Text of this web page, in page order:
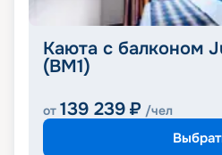
Каюта с балконом
(BM1)
от 139 239 ₽ /чел